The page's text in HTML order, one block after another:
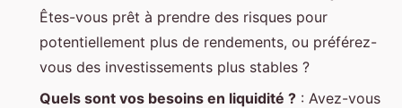
Êtes-vous prêt à prendre des risques pour
potentiellement plus de rendements, ou préférez-
vous des investissements plus stables ?
Quels sont vos besoins en liquidité ? : Avez-vous